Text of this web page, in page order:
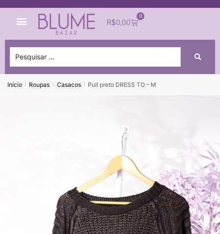
R$0,00
0
Início / Roupas / Casacos / Pull preto DRESS TO – M